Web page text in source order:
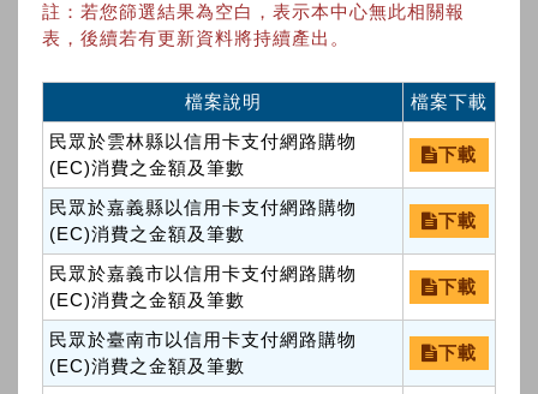
註：若您篩選結果為空白，表示本中心無此相關報
表，後續若有更新資料將持續產出。
檔案說明
檔案下載
民眾於雲林縣以信用卡支付網路購物
(EC)消費之金額及筆數
下載
民眾於嘉義縣以信用卡支付網路購物
(EC)消費之金額及筆數
下載
民眾於嘉義市以信用卡支付網路購物
(EC)消費之金額及筆數
下載
民眾於臺南市以信用卡支付網路購物
(EC)消費之金額及筆數
下載